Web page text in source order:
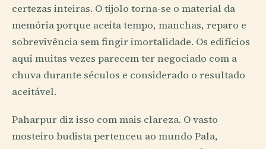
certezas inteiras. O tijolo torna-se o material da
memória porque aceita tempo, manchas, reparo e
sobrevivência sem fingir imortalidade. Os edifícios
aqui muitas vezes parecem ter negociado com a
chuva durante séculos e considerado o resultado
aceitável.
Paharpur diz isso com mais clareza. O vasto
mosteiro budista pertenceu ao mundo Pala,